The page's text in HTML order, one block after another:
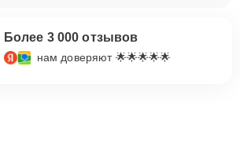
Более 3 000 отзывов
нам доверяют 🌟🌟🌟🌟🌟